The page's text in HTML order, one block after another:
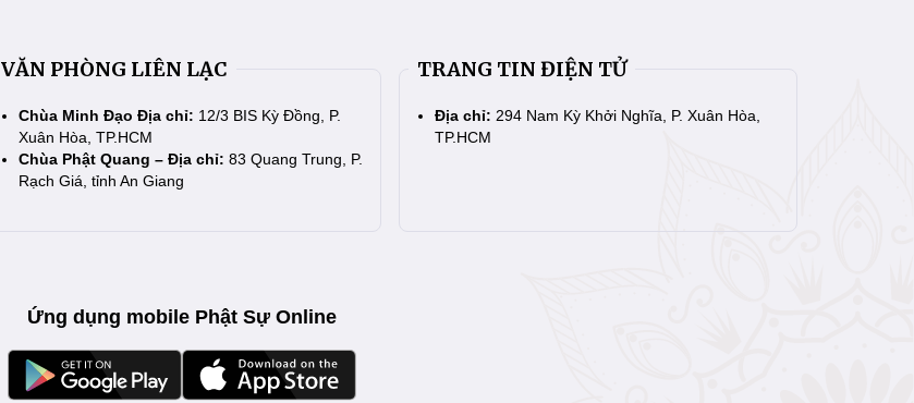
VĂN PHÒNG LIÊN LẠC
Chùa Minh Đạo Địa chỉ: 12/3 BIS Kỳ Đồng, P.
Xuân Hòa, TP.HCM
Chùa Phật Quang – Địa chỉ: 83 Quang Trung, P.
Rạch Giá, tỉnh An Giang
TRANG TIN ĐIỆN TỬ
Địa chỉ: 294 Nam Kỳ Khởi Nghĩa, P. Xuân Hòa,
TP.HCM
Ứng dụng mobile Phật Sự Online